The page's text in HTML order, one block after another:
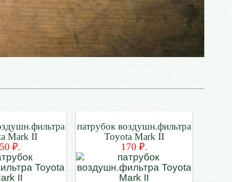
Mark II
₽.
патрубок воздушн.фильтра
Toyota Mark II
170 ₽.